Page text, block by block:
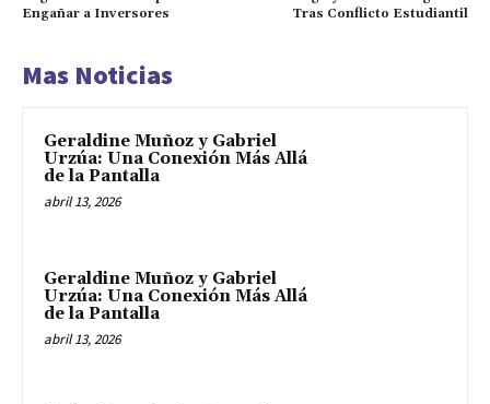
Engañar a Inversores
Tras Conflicto Estudiantil
Mas Noticias
Geraldine Muñoz y Gabriel
Urzúa: Una Conexión Más Allá
de la Pantalla
abril 13, 2026
Geraldine Muñoz y Gabriel
Urzúa: Una Conexión Más Allá
de la Pantalla
abril 13, 2026